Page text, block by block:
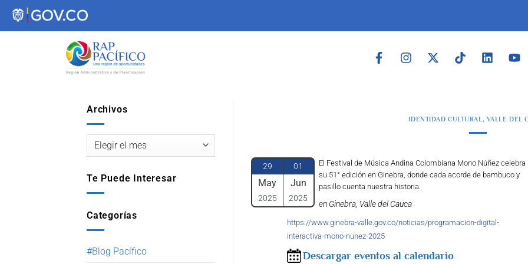
contenido
Archivos
Te Puede Interesar
Categorías
#Blog Pacífico
IDENTIDAD CULTURAL , VALLE DEL
29
May
2025
01
Jun
2025
El Festival de Música Andina Colombiana Mono Núñez celebra
su 51° edición en Ginebra, donde cada acorde de bambuco y
pasillo cuenta nuestra historia.
en Ginebra, Valle del Cauca
https://www.ginebra-valle.gov.co/noticias/programacion-digital-
interactiva-mono-nunez-2025
Descargar eventos al calendario